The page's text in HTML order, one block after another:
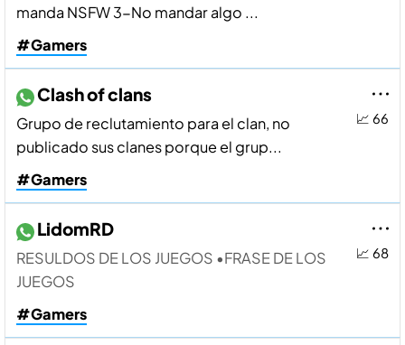
manda NSFW 3-No mandar algo ...
#Gamers
📈 66
Clash of clans
Grupo de reclutamiento para el clan, no
publicado sus clanes porque el grup...
#Gamers
📈 68
LidomRD
RESULDOS DE LOS JUEGOS •FRASE DE LOS
JUEGOS
#Gamers